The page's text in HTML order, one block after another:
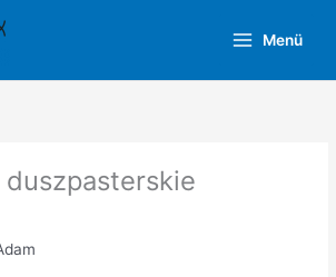
Menü
duszpasterskie